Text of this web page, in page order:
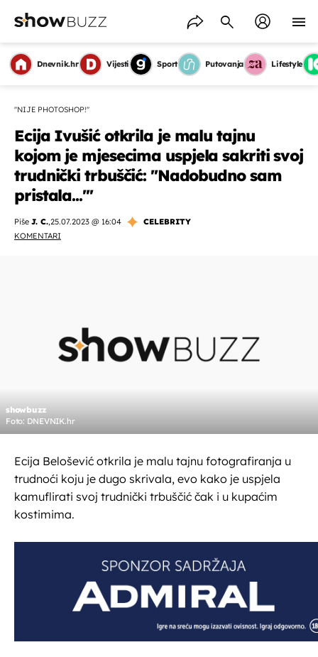
Dnevnik.hr Vijesti Sport Putovanja Lifestyle
''NIJE PHOTOSHOP!''
Ecija Ivušić otkrila je malu tajnu
kojom je mjesecima uspjela sakriti svoj
trudnički trbuščić: ''Nadobudno sam
pristala...'''
Piše J. C.,25.07.2023 @ 16:04
CELEBRITY
KOMENTARI
showbuzz
Foto: DNEVNIK.hr
Ecija Belošević otkrila je malu tajnu fotografiranja u
trudnoći koju je dugo skrivala, evo kako je uspjela
kamuflirati svoj trudnički trbuščić čak i u kupaćim
kostimima.